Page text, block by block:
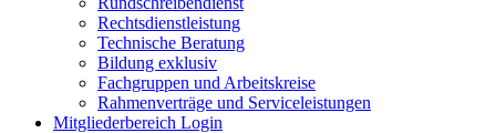
Rechtsdienstleistung
Technische Beratung
Bildung exklusiv
Fachgruppen und Arbeitskreise
Rahmenverträge und Serviceleistungen
Mitgliederbereich Login